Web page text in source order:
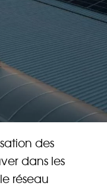
CONTACT
des
dans les
réseau